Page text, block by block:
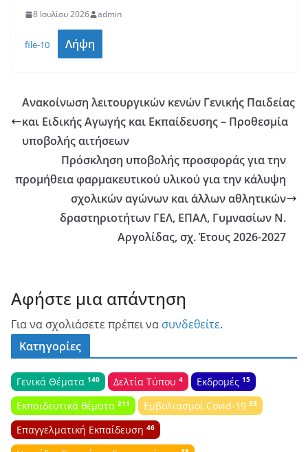
8 Ιουλίου 2026 admin
file-10 Λήψη
Ανακοίνωση λειτουργικών κενών Γενικής Παιδείας
και Ειδικής Αγωγής και Εκπαίδευσης – Προθεσμία
υποβολής αιτήσεων
Πρόσκληση υποβολής προσφοράς για την
προμήθεια φαρμακευτικού υλικού για την κάλυψη
σχολικών αγώνων και άλλων αθλητικών
δραστηριοτήτων ΓΕΛ, ΕΠΑΛ, Γυμνασίων Ν.
Αργολίδας, σχ. Έτους 2026-2027
Αφήστε μια απάντηση
Για να σχολιάσετε πρέπει να συνδεθείτε.
Κατηγορίες
Γενικά Θέματα 140 Δελτία Τύπου 4 Εκδρομές 15
Εκπαιδευτικά θέματα 211 Εμβολιασμοί Covid-19 33
Επαγγελματική Εκπαίδευση 46